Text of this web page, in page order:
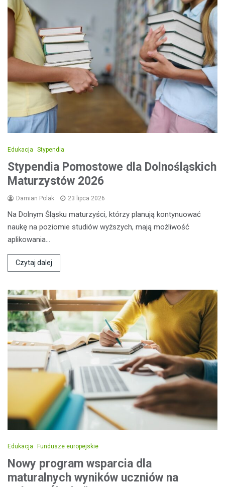
Edukacja Stypendia
Stypendia Pomostowe dla Dolnośląskich
Maturzystów 2026
Damian Polak 23 lipca 2026
Na Dolnym Śląsku maturzyści, którzy planują kontynuować
naukę na poziomie studiów wyższych, mają możliwość
aplikowania…
Czytaj dalej
Edukacja Fundusze europejskie
Nowy program wsparcia dla
maturalnych wyników uczniów na